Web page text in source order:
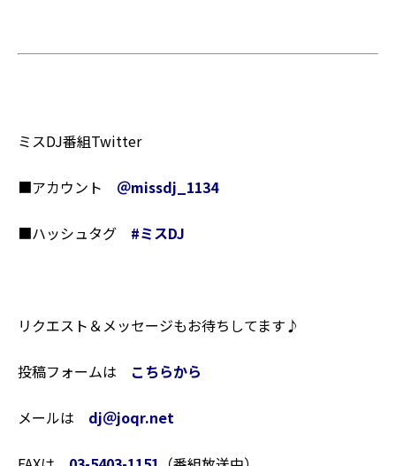
ミスDJ番組Twitter
■アカウント ＠missdj_1134
■ハッシュタグ #ミスDJ
リクエスト＆メッセージもお待ちしてます♪
投稿フォームは こちらから
メールは dj＠joqr.net